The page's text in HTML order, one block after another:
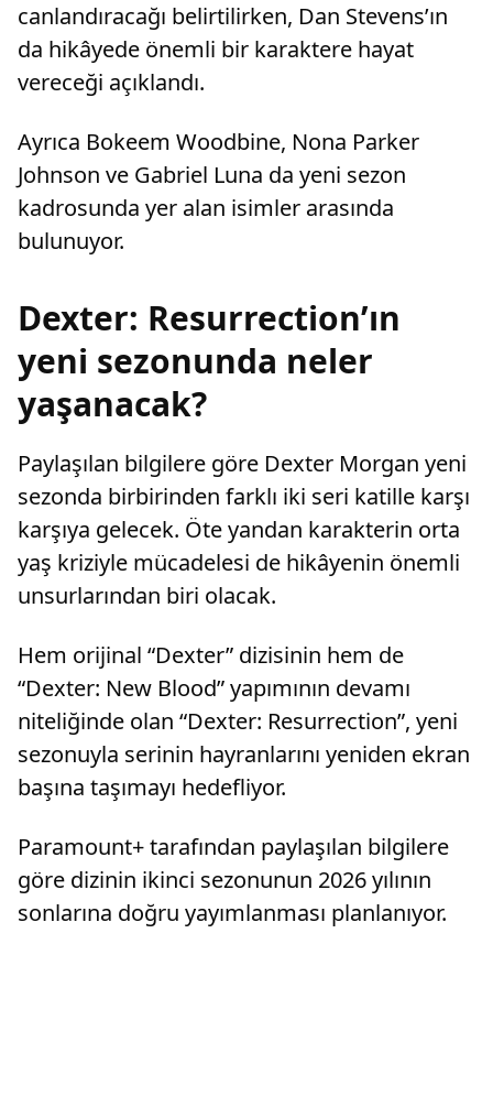
canlandıracağı belirtilirken, Dan Stevens’ın
da hikâyede önemli bir karaktere hayat
vereceği açıklandı.
Ayrıca Bokeem Woodbine, Nona Parker
Johnson ve Gabriel Luna da yeni sezon
kadrosunda yer alan isimler arasında
bulunuyor.
Dexter: Resurrection’ın
yeni sezonunda neler
yaşanacak?
Paylaşılan bilgilere göre Dexter Morgan yeni
sezonda birbirinden farklı iki seri katille karşı
karşıya gelecek. Öte yandan karakterin orta
yaş kriziyle mücadelesi de hikâyenin önemli
unsurlarından biri olacak.
Hem orijinal “Dexter” dizisinin hem de
“Dexter: New Blood” yapımının devamı
niteliğinde olan “Dexter: Resurrection”, yeni
sezonuyla serinin hayranlarını yeniden ekran
başına taşımayı hedefliyor.
Paramount+ tarafından paylaşılan bilgilere
göre dizinin ikinci sezonunun 2026 yılının
sonlarına doğru yayımlanması planlanıyor.